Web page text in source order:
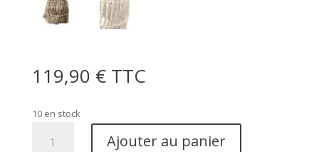
119,90 € TTC
10 en stock
Ajouter au panier